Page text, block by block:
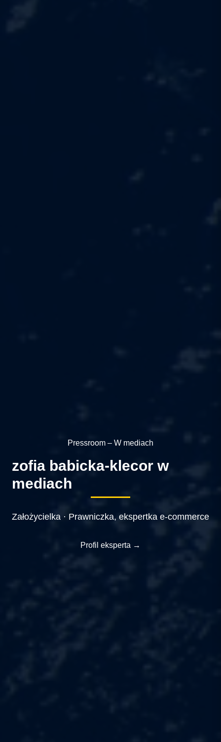
Pressroom – W mediach
zofia babicka-klecor w
mediach
Założycielka · Prawniczka, ekspertka e-commerce
Profil eksperta →